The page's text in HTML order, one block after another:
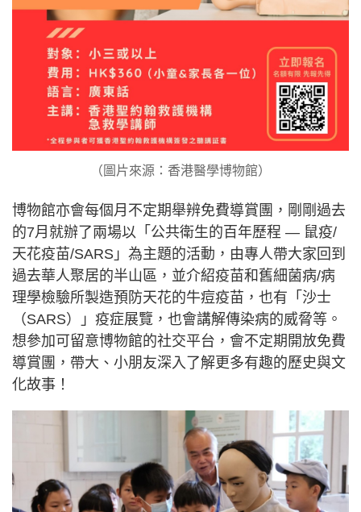
（圖片來源：香港醫學博物館）
博物館亦會每個月不定期舉辨免費導賞團，剛剛過去
的7月就辦了兩場以「公共衛生的百年歷程 — 鼠疫/
天花疫苗/SARS」為主題的活動，由專人帶大家回到
過去華人聚居的半山區，並介紹疫苗和舊細菌病/病
理學檢驗所製造預防天花的牛痘疫苗，也有「沙士
（SARS）」疫症展覽，也會講解傳染病的威脅等。
想參加可留意博物館的社交平台，會不定期開放免費
導賞團，帶大、小朋友深入了解更多有趣的歷史與文
化故事！